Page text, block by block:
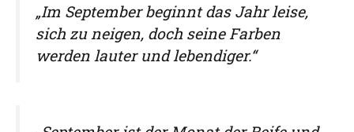
„Im September beginnt das Jahr leise,
sich zu neigen, doch seine Farben
werden lauter und lebendiger.“